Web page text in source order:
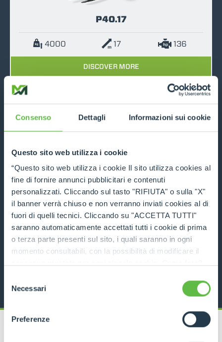
Consenso Dettagli Informazioni sui cookie
Questo sito web utilizza i cookie
“Questo sito web utilizza i cookie Il sito utilizza cookies al
fine di fornire annunci pubblicitari e contenuti
personalizzati. Cliccando sul tasto "RIFIUTA" o sulla "X"
il banner verrà chiuso e non verranno inviati cookies al di
fuori di quelli tecnici. Cliccando su "ACCETTA TUTTI"
saranno automaticamente accettati tutti i cookie di prima
o terza parte presenti sul sito, i quali saranno in ogni
momento consultabili, con la possibilità di modificare il
ogni pagina, selezionare "Modifichi il suo consenso" e
dell'informativa completa nel footer presente in ogni
pagina. Per esercitare i diritti riconosciuti all'interessato ai
delNecessari
Preferenze
P40.17
4000 17 136
DISCOVER MORE
P50.18
5000 18 136
DISCOVER MORE
TECHNICAL DATA